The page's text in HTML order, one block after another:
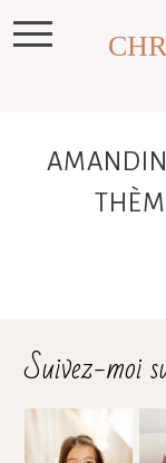
Suivez-moi